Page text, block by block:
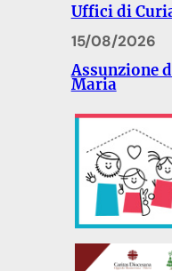
Uffici di
15/08/2026
Assunzione
Maria